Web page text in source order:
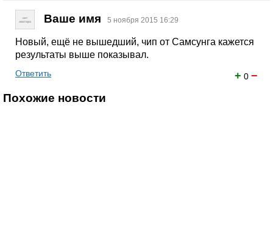
Ваше имя 5 ноября 2015 16:29
Новый, ещё не вышедший, чип от Самсунга кажется
результаты выше показывал.
+ 0 −
Ответить
Похожие новости